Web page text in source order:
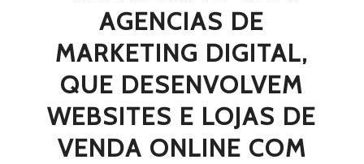
AGENCIAS DE
MARKETING DIGITAL,
QUE DESENVOLVEM
WEBSITES E LOJAS DE
VENDA ONLINE COM